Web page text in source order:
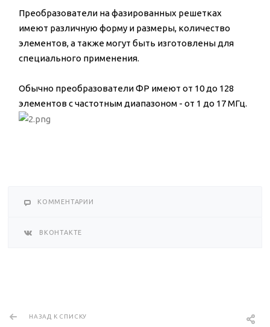
Преобразователи на фазированных решетках
имеют различную форму и размеры, количество
элементов, а также могут быть изготовлены для
специального применения.
Обычно преобразователи ФР имеют от 10 до 128
элементов с частотным диапазоном - от 1 до 17 МГц.
КОММЕНТАРИИ
ВКОНТАКТЕ
НАЗАД К СПИСКУ